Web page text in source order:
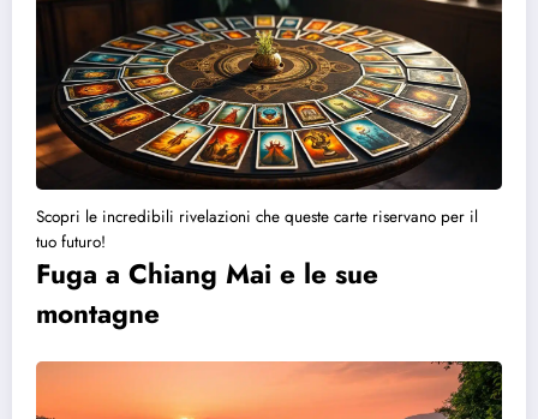
Scopri le incredibili rivelazioni che queste carte riservano per il
tuo futuro!
Fuga a Chiang Mai e le sue
montagne